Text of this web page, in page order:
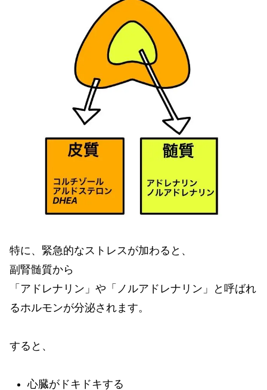
特に、緊急的なストレスが加わると、
副腎髄質から
「アドレナリン」や「ノルアドレナリン」と呼ばれ
るホルモンが分泌されます。
すると、
心臓がドキドキする